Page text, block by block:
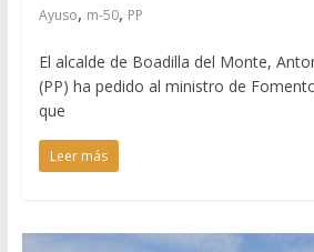
Ayuso, m-50, PP
El alcalde de Boadilla del Monte,
(PP) ha pedido al ministro de
que
Leer más